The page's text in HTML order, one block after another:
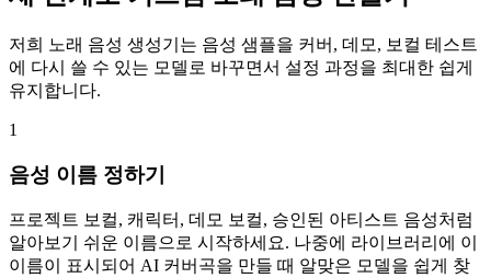
저희 노래 음성 생성기는 음성 샘플을 커버, 데모, 보컬 테스트
에 다시 쓸 수 있는 모델로 바꾸면서 설정 과정을 최대한 쉽게
유지합니다.
1
음성 이름 정하기
프로젝트 보컬, 캐릭터, 데모 보컬, 승인된 아티스트 음성처럼
알아보기 쉬운 이름으로 시작하세요. 나중에 라이브러리에 이
이름이 표시되어 AI 커버곡을 만들 때 알맞은 모델을 쉽게 찾